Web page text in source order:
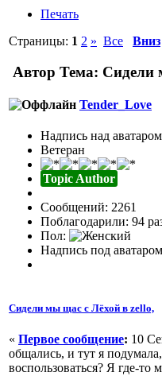
Печать
Страницы: 1 2 » Все Вниз
Автор Тема: Сидели
Tender_Love
Надпись над аватаром
Ветеран
Topic Author
Сообщений: 2261
Поблагодарили: 94
Пол:
Надпись под аватаром
Сидели мы щас с Лёхой в zello,
« Первое сообщение: 10
общались, и тут я
воспользоваться? Я где-